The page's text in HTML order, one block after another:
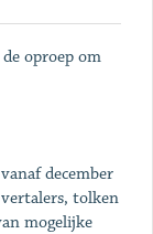
oproep om
december
tolken
mogelijke